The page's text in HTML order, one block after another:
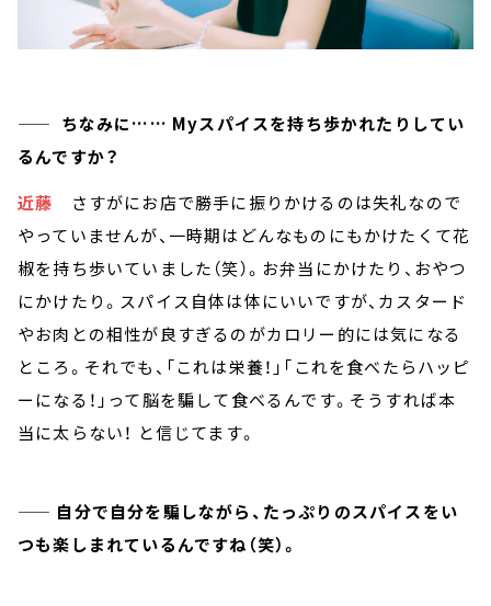
—— ちなみに…… Myスパイスを持ち歩かれたりしてい
るんですか？
近藤 さすがにお店で勝手に振りかけるのは失礼なので
やっていませんが、一時期はどんなものにもかけたくて花
椒を持ち歩いていました（笑）。お弁当にかけたり、おやつ
にかけたり。スパイス自体は体にいいですが、カスタード
やお肉との相性が良すぎるのがカロリー的には気になる
ところ。それでも、「これは栄養！」「これを食べたらハッピ
ーになる！」って脳を騙して食べるんです。そうすれば本
当に太らない！ と信じてます。
—— 自分で自分を騙しながら、たっぷりのスパイスをい
つも楽しまれているんですね（笑）。